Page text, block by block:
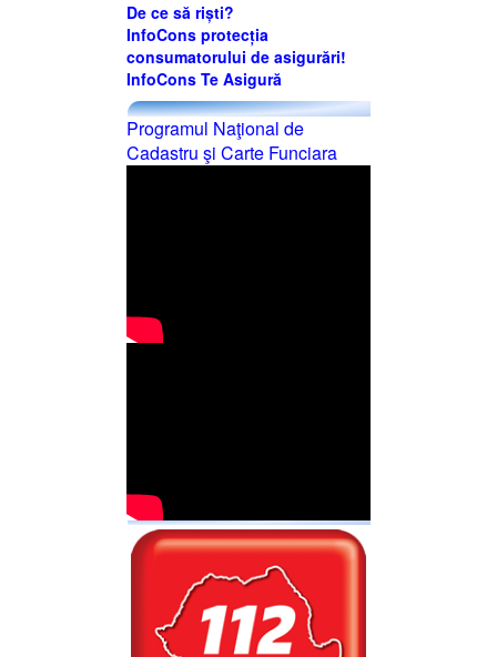
De ce să riști?
InfoCons protecția
consumatorului de asigurări!
InfoCons Te Asigură
Programul Naţional de
Cadastru şi Carte Funciara